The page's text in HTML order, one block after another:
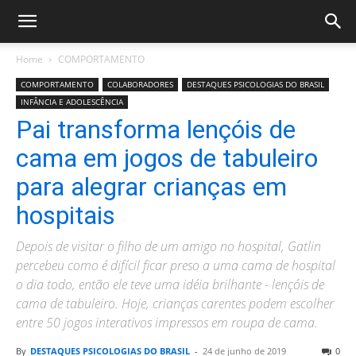
Home COMPORTAMENTO
COMPORTAMENTO COLABORADORES
DESTAQUES PSICOLOGIAS DO BRASIL
INFÂNCIA E ADOLESCÊNCIA
Pai transforma lençóis de
cama em jogos de tabuleiro
para alegrar crianças em
hospitais
Depois de visitar o filho de um amigo no hospital, Gatlin
percebeu como é difícil ficar preso a uma cama de hospital
o dia todo, então ele teve uma idéia brilhante - lençóis de
cama de tabuleiro. Hoje, crianças carentes podem escolher
entre 50 jogos interativos impressos em roupa de cama.
By DESTAQUES PSICOLOGIAS DO BRASIL - 24 de junho de 2019 0